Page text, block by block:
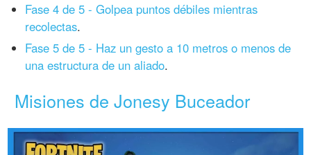
Fase 4 de 5 - Golpea puntos débiles mientras
recolectas.
Fase 5 de 5 - Haz un gesto a 10 metros o menos de
una estructura de un aliado.
Misiones de Jonesy Buceador